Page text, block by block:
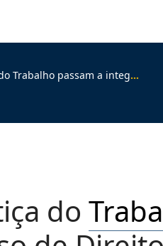
a integrar disciplinas do curso de Direito da UFRJ
do